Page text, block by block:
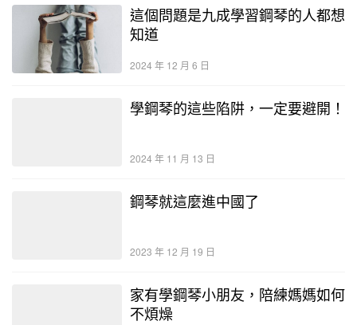
這個問題是九成學習鋼琴的人都想
知道
2024 年 12 月 6 日
​​學鋼琴的這些陷阱，一定要避開！
2024 年 11 月 13 日
鋼琴就這麼進中國了
2023 年 12 月 19 日
家有學鋼琴小朋友，陪練媽媽如何
不煩燥